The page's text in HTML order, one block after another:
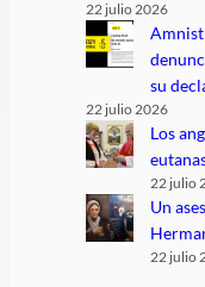
22 julio 2026
su
22 julio 2026
Los
22 julio
Un
22 julio